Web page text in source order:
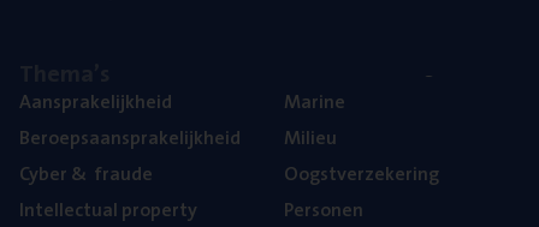
Aan­spra­ke­lijk­heid
Beroeps­aan­spra­ke­lijk­heid
Cyber& fraude
Intel­lec­tu­al property
Mari­ne
Mili­eu
Oogst­ver­ze­ke­ring
Per­so­nen